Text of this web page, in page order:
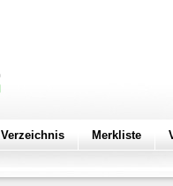
Verzeichnis Merkliste